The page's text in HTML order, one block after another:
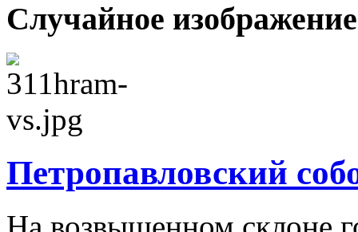
Случайное изображение
Петропавловский